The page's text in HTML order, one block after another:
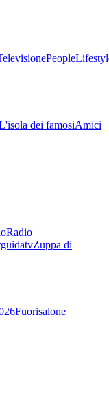
People
dei famosiAmici
Radio
Zuppa di
Fuorisalone